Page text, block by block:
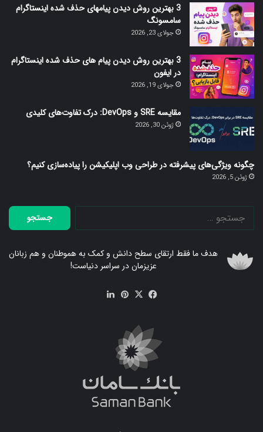
3 بهترین روش دیدن پیامهای حذف شده اینستاگرام
سامسونگ
جولای 23, 2026
3 بهترین روش دیدن پیام های حذف شده اینستاگرام
در ایفون
جولای 19, 2026
مقایسه SRE و DevOps: درک تفاوت‌های کلیدی
ژوئن 30, 2026
چگونه ویژگی‌های پیشرفته در طراحی وب اپلیکیشن را پیاده‌سازی کنیم؟
ژوئن 5, 2026
جستجو
برای:
هدف ما فقط ارتقای سطح دانش و کمک به هموطنان و هم زبانان
عزیزمان در سراسر دنیاست!
فیسX ‫پین‌ترست